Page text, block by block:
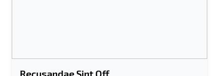
Recusandae Sint Off